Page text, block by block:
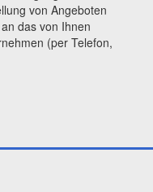
von Angeboten
das von Ihnen
(per Telefon,